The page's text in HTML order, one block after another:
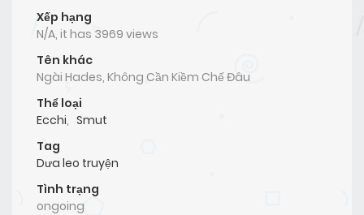
Xếp hạng
N/A, it has 3969 views
Tên khác
Ngài Hades, Không Cần Kiềm Chế Đâu
Thể loại
Ecchi, Smut
Tag
Dưa leo truyện
Tình trạng
ongoing